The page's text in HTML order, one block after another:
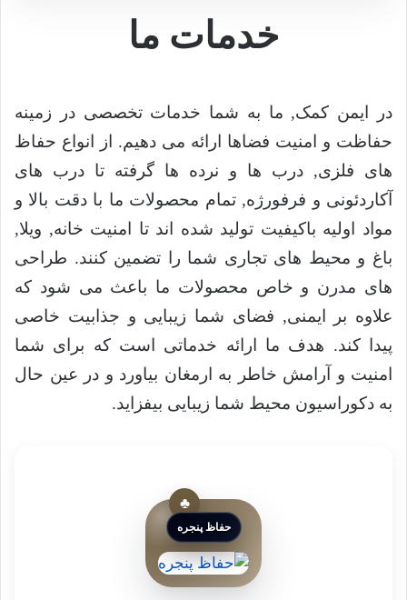
خدمات ما
در ایمن کمک, ما به شما خدمات تخصصی در زمینه
حفاظت و امنیت فضاها ارائه می دهیم. از انواع حفاظ
های فلزی, درب ها و نرده ها گرفته تا درب های
آکاردئونی و فرفورژه, تمام محصولات ما با دقت بالا و
مواد اولیه باکیفیت تولید شده اند تا امنیت خانه, ویلا,
باغ و محیط های تجاری شما را تضمین کنند. طراحی
های مدرن و خاص محصولات ما باعث می شود که
علاوه بر ایمنی, فضای شما زیبایی و جذابیت خاصی
پیدا کند. هدف ما ارائه خدماتی است که برای شما
امنیت و آرامش خاطر به ارمغان بیاورد و در عین حال
به دکوراسیون محیط شما زیبایی بیفزاید.
حفاظ پنجره